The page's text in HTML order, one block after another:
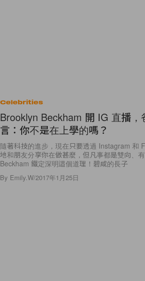
Celebrities
Brooklyn Beckham 開 IG 直播，
言：你不是在上學的嗎？
隨著科技的進步，現在只要透過 Instagram 和
地和朋友分享你在做甚麼，但凡事都是雙向、
Beckham 鐵定深明這個道理！碧咸的長子
By Emily.W/2017年1月25日